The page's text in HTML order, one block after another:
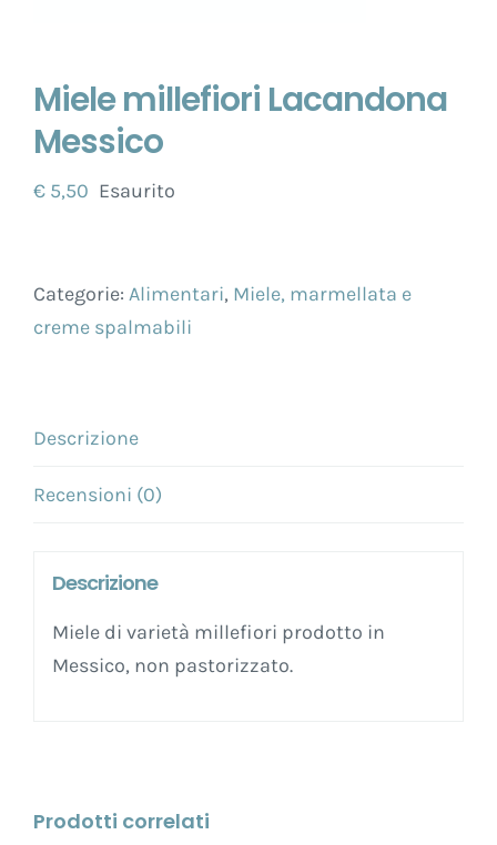
Miele millefiori Lacandona
Messico
€ 5,50 Esaurito
Categorie: Alimentari, Miele, marmellata e
creme spalmabili
Descrizione
Recensioni (0)
Descrizione
Miele di varietà millefiori prodotto in
Messico, non pastorizzato.
Prodotti correlati